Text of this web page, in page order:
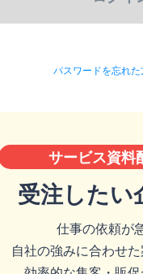
パスワードを忘れた
サービス資料
受注したい
仕事の依頼が
自社の強みに合わせ